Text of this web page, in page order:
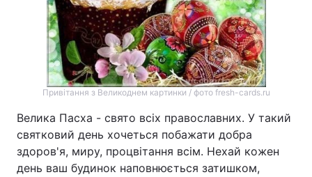
Привітання з Великоднем картинки / фото fresh-cards.ru
Велика Пасха - свято всіх православних. У такий
святковий день хочеться побажати добра
здоров'я, миру, процвітання всім. Нехай кожен
день ваш будинок наповнюється затишком,